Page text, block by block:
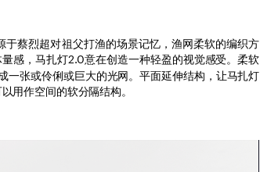
蔡烈超对祖父打渔的场景记忆，渔网柔软的编织方
感，马扎灯2.0意在创造一种轻盈的视觉感受。柔软
一张或伶俐或巨大的光网。平面延伸结构，让马扎灯
用作空间的软分隔结构。